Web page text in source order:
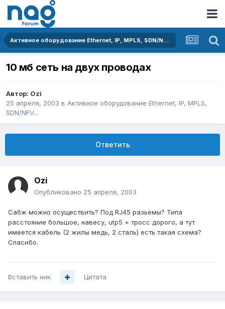
Активное оборудование Ethernet, IP, MPLS, SDN/NFV...
10 мб сеть на двух проводах
Автор: Ozi
25 апреля, 2003 в Активное оборудование Ethernet, IP, MPLS,
SDN/NFV...
Ответить
Ozi
Опубликовано 25 апреля, 2003
Сабж можно осуществить? Под RJ45 разьемы? Типа
расстояние большое, навесу, utp5 + тросс дорого, а тут
имеется кабель (2 жилы медь, 2 сталь) есть такая схема?
Спасибо.
Вставить ник Цитата